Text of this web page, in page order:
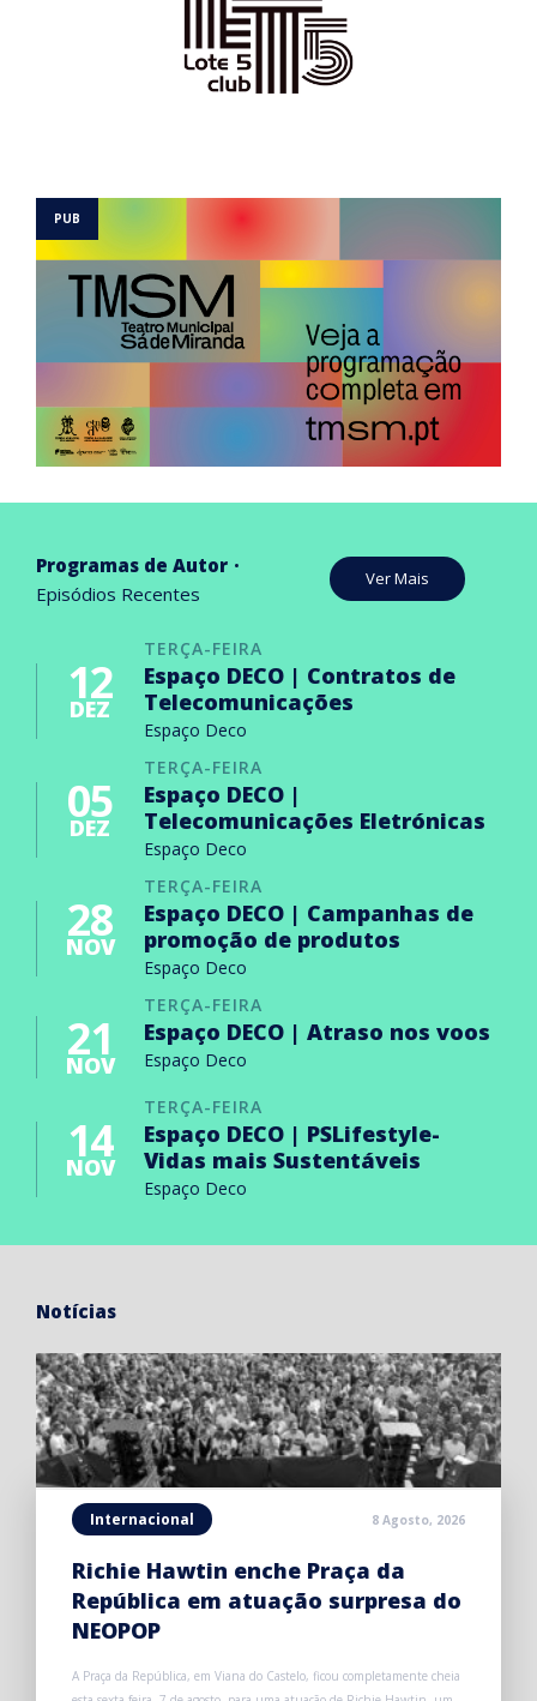
Programas de Autor
Episódios Recentes
Ver Mais
TERÇA-FEIRA
12
DEZ
Espaço DECO | Contratos de
Telecomunicações
Espaço Deco
TERÇA-FEIRA
05
DEZ
Espaço DECO |
Telecomunicações Eletrónicas
Espaço Deco
TERÇA-FEIRA
28
NOV
Espaço DECO | Campanhas de
promoção de produtos
Espaço Deco
TERÇA-FEIRA
21
NOV
Espaço DECO | Atraso nos voos
Espaço Deco
TERÇA-FEIRA
14
NOV
Espaço DECO | PSLifestyle-
Vidas mais Sustentáveis
Espaço Deco
Notícias
Internacional 8 Agosto, 2026
Richie Hawtin enche Praça da
República em atuação surpresa do
NEOPOP
A Praça da República, em Viana do Castelo, ficou completamente cheia